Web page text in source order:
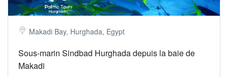
Makadi Bay, Hurghada, Egypt
Sous-marin Sindbad Hurghada depuis la baie de
Makadi